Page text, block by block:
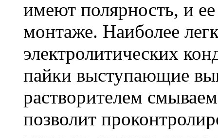
имеют полярность, и
монтаже. Наиболее
электролитических
пайки выступающие
растворителем
позволит